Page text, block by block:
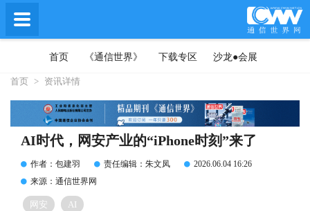
首页 《通信世界》 下载专区 沙龙●会展
首页 > 资讯详情
AI时代，网安产业的“iPhone时刻”来了
作者：包建羽 责任编辑：朱文凤
2026.06.04 16:26
来源：通信世界网
网安 AI